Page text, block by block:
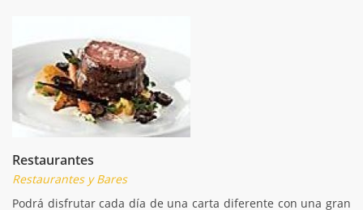
Restaurantes
Restaurantes y Bares
Podrá disfrutar cada día de una carta diferente con una gran